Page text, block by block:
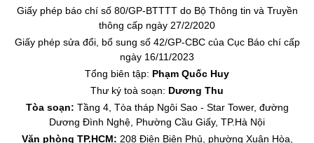
Giấy phép báo chí số 80/GP-BTTTT do Bộ Thông tin và Truyền
thông cấp ngày 27/2/2020
Giấy phép sửa đổi, bổ sung số 42/GP-CBC của Cục Báo chí cấp
ngày 16/11/2023
Tổng biên tập: Phạm Quốc Huy
Thư ký toà soạn: Dương Thu
Tòa soạn: Tầng 4, Tòa tháp Ngôi Sao - Star Tower, đường
Dương Đình Nghệ, Phường Cầu Giấy, TP.Hà Nội
Văn phòng TP.HCM: 208 Điện Biên Phủ, phường Xuân Hòa,